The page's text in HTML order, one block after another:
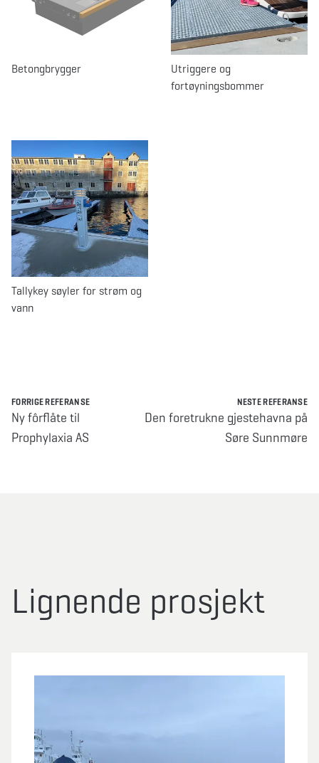
Betongbrygger
Utriggere og
fortøyningsbommer
Tallykey søyler for strøm og
vann
FORRIGE REFERANSE
Ny fôrflåte til
Prophylaxia AS
NESTE REFERANSE
Den foretrukne gjestehavna på
Søre Sunnmøre
Lignende prosjekt